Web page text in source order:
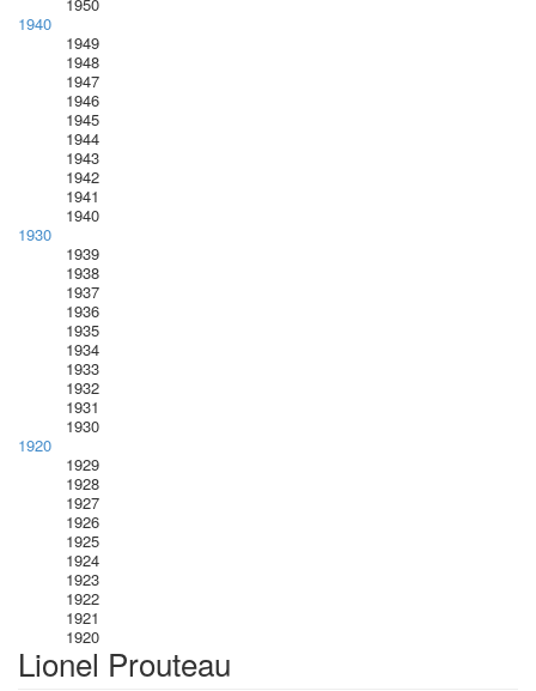
1940
1949
1948
1947
1946
1945
1944
1943
1942
1941
1940
1930
1939
1938
1937
1936
1935
1934
1933
1932
1931
1930
1920
1929
1928
1927
1926
1925
1924
1923
1922
1921
1920
Lionel Prouteau